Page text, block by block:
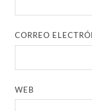
CORREO
WEB